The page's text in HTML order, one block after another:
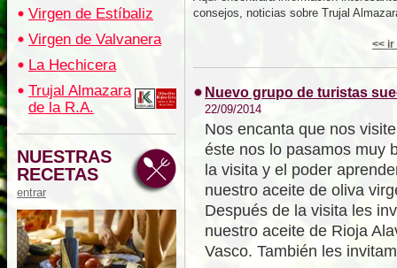
Virgen de Estíbaliz
Virgen de Valvanera
La Hechicera
Trujal Almazara
de la R.A.
NUESTRAS
RECETAS
entrar
consejos, noticias sobre Trujal
<< ir
Nuevo grupo de turistas
22/09/2014
Nos encanta que nos
éste nos lo pasamos muy
la visita y el poder
nuestro aceite de oliva
Después de la visita les
nuestro aceite de Rioja
Vasco. También les